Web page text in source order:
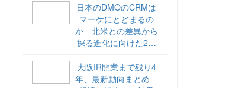
日本のDMOのCRMは
マーケにとどまるの
か 北米との差異から
探る進化に向けた2ス
海外DMOのリアル
vol.6】
大阪IR開業まで残り4
年、最新動向まとめ